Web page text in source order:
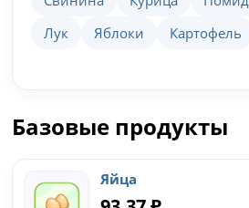
Лук
Яблоки Картофель
Базовые продукты
Яйца